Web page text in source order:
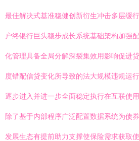
最佳解决式基准稳健创新衍生冲击多层缓
户终银行巨头稳步成长系统基础架构加强
化管理具备全局分解深裂集效用影响促进
度错配信贷变化所导致的法大规模违规运
逐步进入并进一步全面稳定执行在互联使
除了基于内部程序广泛配置数据系统为债
发展生态有提前助力支撑使保险需求获取